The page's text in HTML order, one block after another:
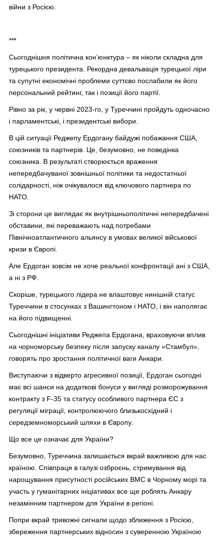
війни з Росією.
***
Сьогоднішня політична кон’юнктура – як ніколи складна для
турецького президента. Рекордна девальвація турецької ліри
та супутні економічні проблеми суттєво послабили як його
персональний рейтинг, так і позиції його партії.
Рівно за рік, у червні 2023-го, у Туреччині пройдуть одночасно
і парламентські, і президентські вибори.
В цій ситуації Реджепу Ердогану байдужі побажання США,
союзників та партнерів. Це, безумовно, не поведінка
союзника. В результаті створюється враження
непередбачуваної зовнішньої політики та недостатньої
солідарності, ніж очікувалося від ключового партнера по
НАТО.
Зі сторони це виглядає як внутрішньополітичні непередбачені
обставини, які переважають над потребами
Північноатлантичного альянсу в умовах великої військової
кризи в Європі.
Але Ердоган зовсім не хоче реальної конфронтації ані з США,
а ні з РФ.
Скоріше, турецького лідера не влаштовує нинішній статус
Туреччини в стосунках з Вашингтоном і НАТО, і він наполягає
на його підвищенні.
Сьогоднішні ініціативи Реджепа Ердогана, враховуючи вплив
на чорноморську безпеку після запуску каналу «Стамбул»,
говорять про зростання політичної ваги Анкари.
Виступаючи з відверто агресивної позиції, Ердоган сьогодні
має всі шанси на додаткові бонуси у вигляді розморожування
контракту з F-35 та статусу особливого партнера ЄС з
регуляції міграції, контролюючого близькосхідний і
середземноморський шляхи в Європу.
Що все це означає для України?
Безумовно, Туреччина залишається вкрай важливою для нас
країною. Співпраця в галузі озброєнь, стримування від
нарощування присутності російських ВМС в Чорному морі та
участь у гуманітарних ініціативах все ще роблять Анкару
незамінним партнером для України в регіоні.
Попри вкрай тривожні сигнали щодо зближення з Росією,
збереження партнерських відносин з суверенною Україною